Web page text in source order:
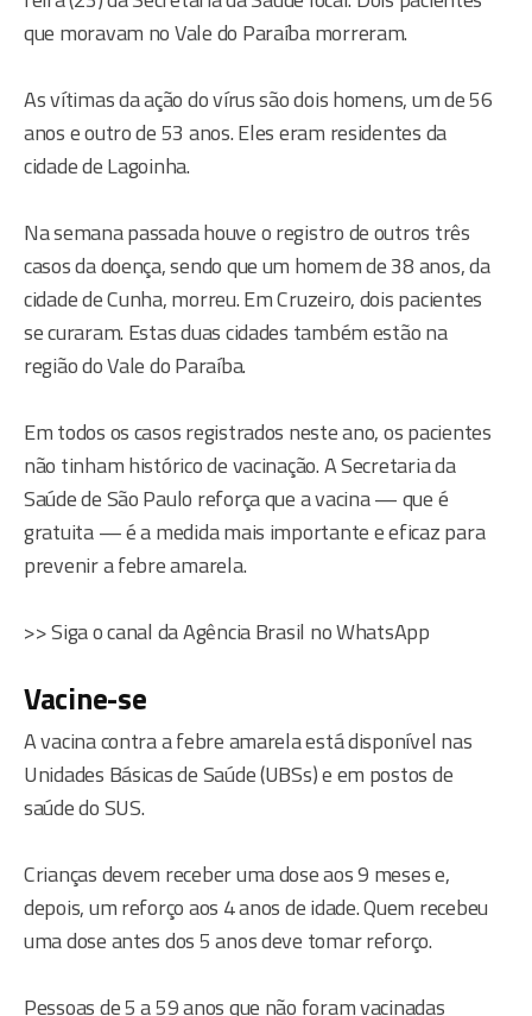
que moravam no Vale do Paraíba morreram.
As vítimas da ação do vírus são dois homens, um de 56
anos e outro de 53 anos. Eles eram residentes da
cidade de Lagoinha.
Na semana passada houve o registro de outros três
casos da doença, sendo que um homem de 38 anos, da
cidade de Cunha, morreu. Em Cruzeiro, dois pacientes
se curaram. Estas duas cidades também estão na
região do Vale do Paraíba.
Em todos os casos registrados neste ano, os pacientes
não tinham histórico de vacinação. A Secretaria da
Saúde de São Paulo reforça que a vacina — que é
gratuita — é a medida mais importante e eficaz para
prevenir a febre amarela.
>> Siga o canal da Agência Brasil no WhatsApp
Vacine-se
A vacina contra a febre amarela está disponível nas
Unidades Básicas de Saúde (UBSs) e em postos de
saúde do SUS.
Crianças devem receber uma dose aos 9 meses e,
depois, um reforço aos 4 anos de idade. Quem recebeu
uma dose antes dos 5 anos deve tomar reforço.
Pessoas de 5 a 59 anos que não foram vacinadas